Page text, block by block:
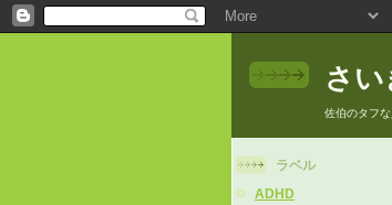
さい
佐伯のタフ
ラベル
ADHD